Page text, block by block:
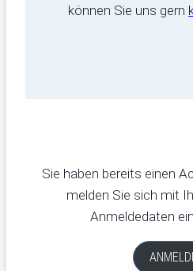
können Sie uns gern
Sie haben bereits einen
melden Sie sich mit
Anmeldedaten